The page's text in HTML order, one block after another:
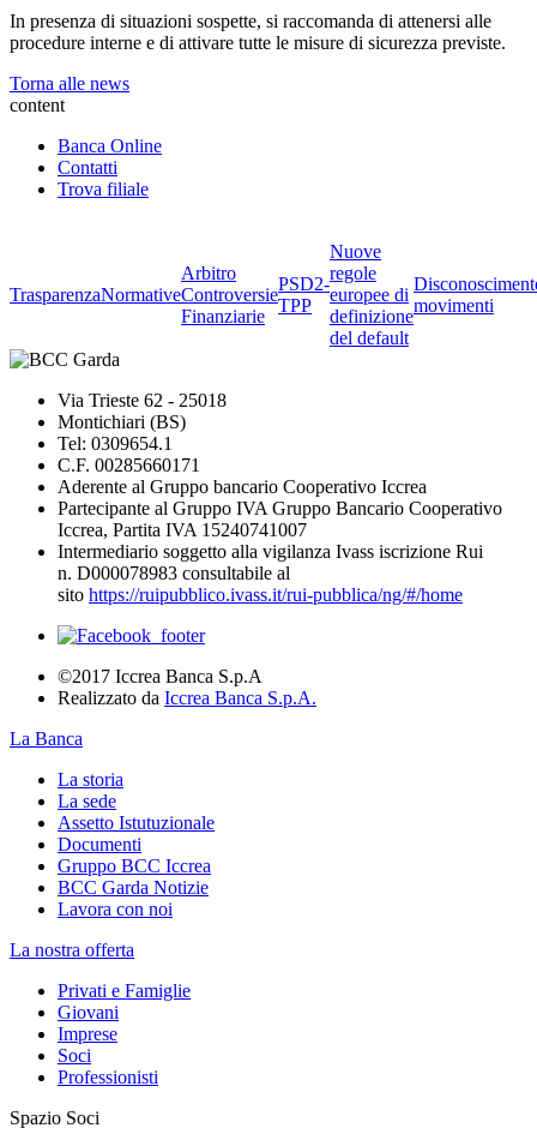
In presenza di situazioni sospette, si raccomanda di attenersi alle
procedure interne e di attivare tutte le misure di sicurezza previste.
Torna alle news
content
Banca Online
Contatti
Trova filiale
TrasparenzaNormative
Arbitro
Controversie
Finanziarie
PSD2-
TPP
Nuove
regole
europee di
definizione
del default
movimenti
Via Trieste 62 - 25018
Montichiari (BS)
Tel: 0309654.1
C.F. 00285660171
Aderente al Gruppo bancario Cooperativo Iccrea
Partecipante al Gruppo IVA Gruppo Bancario Cooperativo
Iccrea, Partita IVA 15240741007
Intermediario soggetto alla vigilanza Ivass iscrizione Rui
n. D000078983 consultabile al
sito https://ruipubblico.ivass.it/rui-pubblica/ng/#/home
©2017 Iccrea Banca S.p.A
Realizzato da Iccrea Banca S.p.A.
La Banca
La storia
La sede
Assetto Istutuzionale
Documenti
Gruppo BCC Iccrea
BCC Garda Notizie
Lavora con noi
La nostra offerta
Privati e Famiglie
Giovani
Imprese
Soci
Professionisti
Spazio Soci